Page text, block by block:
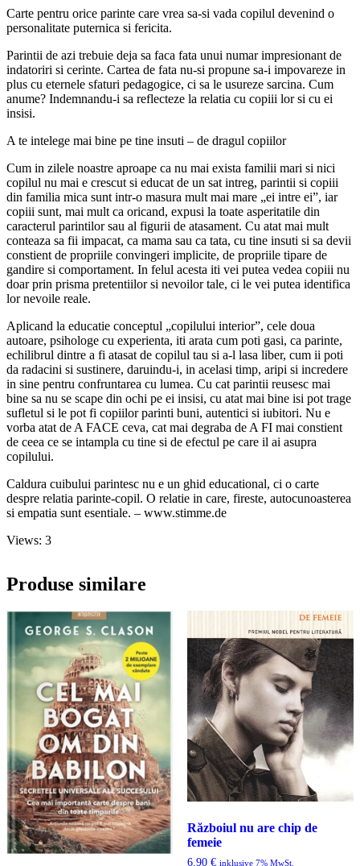
Carte pentru orice parinte care vrea sa-si vada copilul devenind o
personalitate puternica si fericita.
Parintii de azi trebuie deja sa faca fata unui numar impresionant de
indatoriri si cerinte. Cartea de fata nu-si propune sa-i impovareze in
plus cu eternele sfaturi pedagogice, ci sa le usureze sarcina. Cum
anume? Indemnandu-i sa reflecteze la relatia cu copiii lor si cu ei
insisi.
A te intelege mai bine pe tine insuti – de dragul copiilor
Cum in zilele noastre aproape ca nu mai exista familii mari si nici
copilul nu mai e crescut si educat de un sat intreg, parintii si copiii
din familia mica sunt intr-o masura mult mai mare „ei intre ei”, iar
copiii sunt, mai mult ca oricand, expusi la toate asperitatile din
caracterul parintilor sau al figurii de atasament. Cu atat mai mult
conteaza sa fii impacat, ca mama sau ca tata, cu tine insuti si sa devii
constient de propriile convingeri implicite, de propriile tipare de
gandire si comportament. In felul acesta iti vei putea vedea copiii nu
doar prin prisma pretentiilor si nevoilor tale, ci le vei putea identifica
lor nevoile reale.
Aplicand la educatie conceptul „copilului interior”, cele doua
autoare, psihologe cu experienta, iti arata cum poti gasi, ca parinte,
echilibrul dintre a fi atasat de copilul tau si a-l lasa liber, cum ii poti
da radacini si sustinere, daruindu-i, in acelasi timp, aripi si incredere
in sine pentru confruntarea cu lumea. Cu cat parintii reusesc mai
bine sa nu se scape din ochi pe ei insisi, cu atat mai bine isi pot trage
sufletul si le pot fi copiilor parinti buni, autentici si iubitori. Nu e
vorba atat de A FACE ceva, cat mai degraba de A FI mai constient
de ceea ce se intampla cu tine si de efectul pe care il ai asupra
copilului.
Caldura cuibului parintesc nu e un ghid educational, ci o carte
despre relatia parinte-copil. O relatie in care, fireste, autocunoasterea
si empatia sunt esentiale. – www.stimme.de
Views: 3
Produse similare
Războiul nu are chip de
femeie
6.90 € inklusive 7% MwSt.